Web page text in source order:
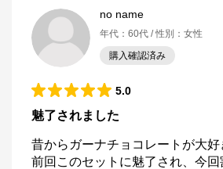
no name
年代 ： 60代 性別 ： 女性
購入確認済み
5.0
魅了されました
昔からガーナチョコレートが大好
前回このセットに魅了され、今